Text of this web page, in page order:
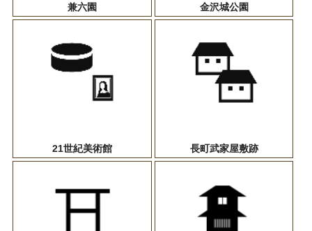
兼六園 金沢城公園
21世紀美術館 長町武家屋敷跡